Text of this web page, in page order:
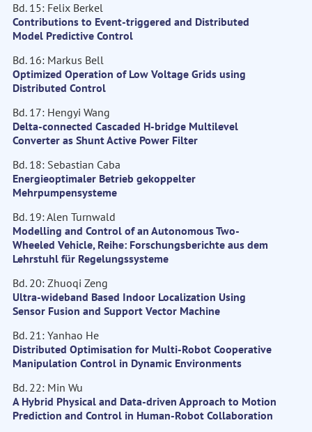
Bd. 15: Felix Berkel
Contributions to Event-triggered and Distributed
Model Predictive Control
Bd. 16: Markus Bell
Optimized Operation of Low Voltage Grids using
Distributed Control
Bd. 17: Hengyi Wang
Delta-connected Cascaded H-bridge Multilevel
Converter as Shunt Active Power Filter
Bd. 18: Sebastian Caba
Energieoptimaler Betrieb gekoppelter
Mehrpumpensysteme
Bd. 19: Alen Turnwald
Modelling and Control of an Autonomous Two-
Wheeled Vehicle, Reihe: Forschungsberichte aus dem
Lehrstuhl für Regelungssysteme
Bd. 20: Zhuoqi Zeng
Ultra-wideband Based Indoor Localization Using
Sensor Fusion and Support Vector Machine
Bd. 21: Yanhao He
Distributed Optimisation for Multi-Robot Cooperative
Manipulation Control in Dynamic Environments
Bd. 22: Min Wu
A Hybrid Physical and Data-driven Approach to Motion
Prediction and Control in Human-Robot Collaboration